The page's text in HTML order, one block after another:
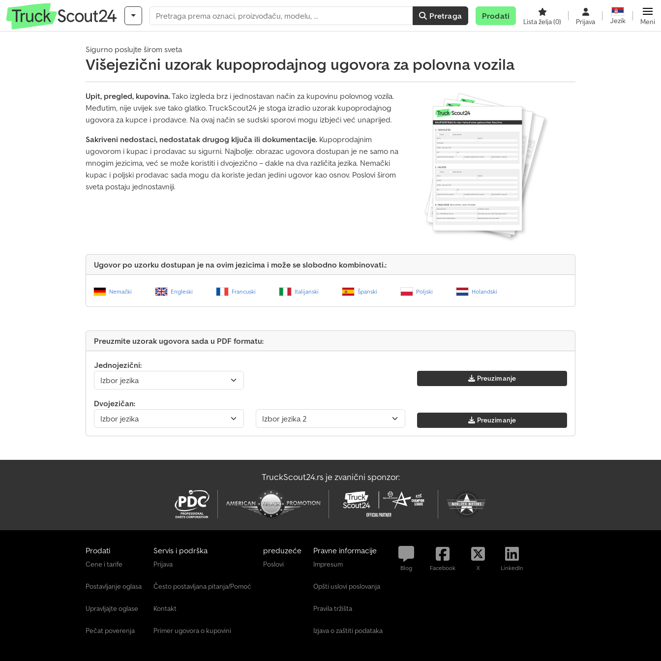
Pretraga Prodati
Lista želja(0) Prijava Jezik Meni
Sigurno poslujte širom sveta
Višejezični uzorak kupoprodajnog ugovora za polovna vozila
Upit, pregled, kupovina.Tako izgleda brz i jednostavan način za kupovinu polovnog vozila.
Međutim, nije uvijek sve tako glatko. TruckScout24 je stoga izradio uzorak kupoprodajnog
ugovora za kupce i prodavce. Na ovaj način se sudski sporovi mogu izbjeći već unaprijed.
Sakriveni nedostaci, nedostatak drugog ključa ili dokumentacije. Kupoprodajnim
ugovorom i kupac i prodavac su sigurni. Najbolje: obrazac ugovora dostupan je ne samo na
mnogim jezicima, već se može koristiti i dvojezično – dakle na dva različita jezika. Nemački
kupac i poljski prodavac sada mogu da koriste jedan jedini ugovor kao osnov. Poslovi širom
sveta postaju jednostavniji.
Ugovor po uzorku dostupan je na ovim jezicima i može se slobodno kombinovati.:
Nemački Engleski Francuski Italijanski Španski Poljski Holandski
Preuzmite uzorak ugovora sada u PDF formatu:
Jednojezični:
Preuzimanje
Dvojezičan:
Preuzimanje
TruckScout24.rs je zvanični sponzor:
Prodati
Cene i tarife
Postavljanje oglasa
Upravljajte oglase
Pečat poverenja
Servis i podrška
Prijava
Često postavljana pitanja/Pomoć
Kontakt
Primer ugovora o kupovini
preduzeće
Poslovi
Pravne informacije
Impresum
Opšti uslovi poslovanja
Pravila tržišta
Izjava o zaštiti podataka
Blog Facebook X LinkedIn